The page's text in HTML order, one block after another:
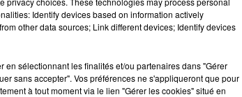
Identify devices based on information actively
other data sources; Link different devices; Identify devices
en sélectionnant les finalités et/ou partenaires dans "Gérer
sans accepter". Vos préférences ne s'appliqueront que pour
à tout moment via le lien "Gérer les cookies" situé en